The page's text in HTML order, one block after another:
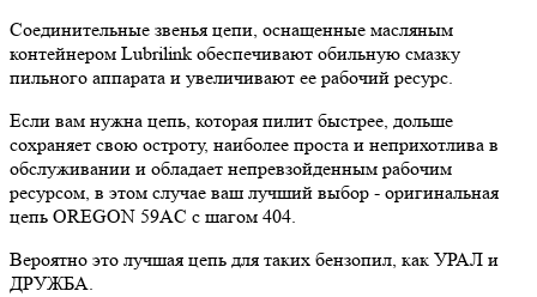
Соединительные звенья цепи, оснащенные масляным
контейнером Lubrilink обеспечивают обильную смазку
пильного аппарата и увеличивают ее рабочий ресурс.
Если вам нужна цепь, которая пилит быстрее, дольше
сохраняет свою остроту, наиболее проста и неприхотлива в
обслуживании и обладает непревзойденным рабочим
ресурсом, в этом случае ваш лучший выбор - оригинальная
цепь OREGON 59AC с шагом 404.
Вероятно это лучшая цепь для таких бензопил, как УРАЛ и
ДРУЖБА.